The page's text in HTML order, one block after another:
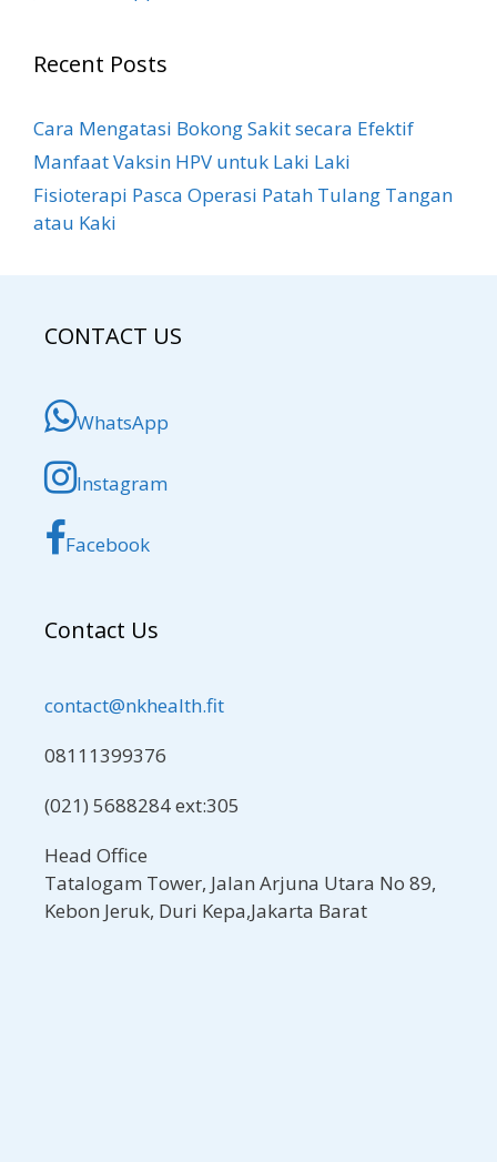
Recent Posts
Cara Mengatasi Bokong Sakit​ secara Efektif
Manfaat Vaksin HPV untuk Laki Laki
Fisioterapi Pasca Operasi Patah Tulang Tangan
atau Kaki
CONTACT US
WhatsApp
Instagram
Facebook
Contact Us
contact@nkhealth.fit
08111399376
(021) 5688284 ext:305
Head Office
Tatalogam Tower, Jalan Arjuna Utara No 89,
Kebon Jeruk, Duri Kepa,Jakarta Barat